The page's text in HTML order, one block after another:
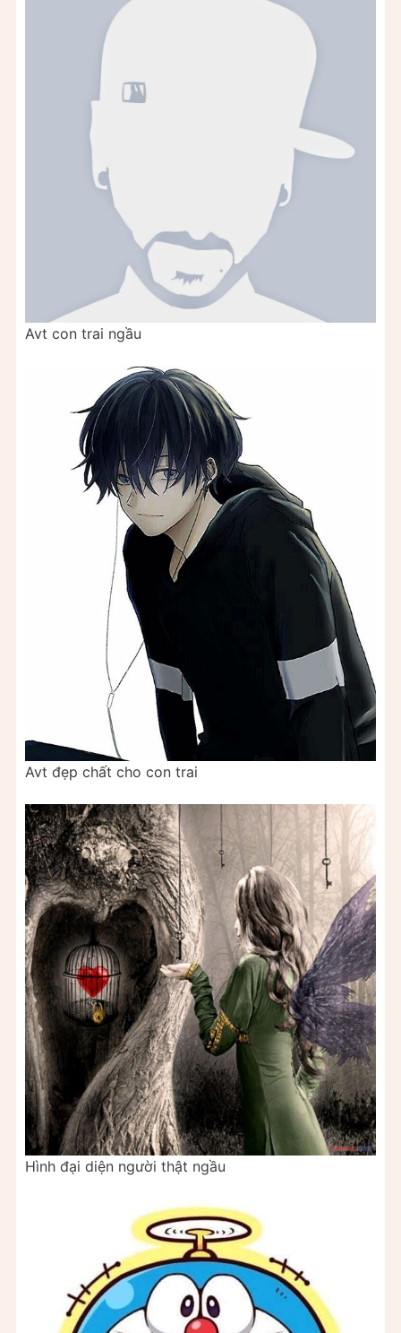
Avt con trai ngầu
Avt đẹp chất cho con trai
Hình đại diện người thật ngầu